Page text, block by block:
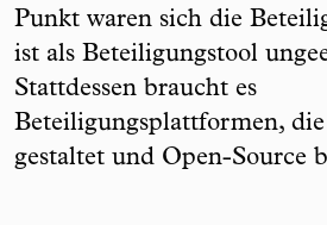
Punkt waren sich die
ist als Beteiligungstool
Stattdessen braucht es
Beteiligungsplattformen,
gestaltet und Open-Source